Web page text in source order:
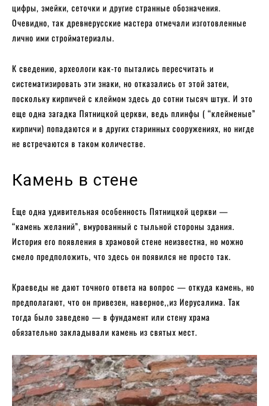
цифры, змейки, сеточки и другие странные обозначения.
Очевидно, так древнерусские мастера отмечали изготовленные
лично ими стройматериалы.
К сведению, археологи как-то пытались пересчитать и
систематизировать эти знаки, но отказались от этой затеи,
поскольку кирпичей с клеймом здесь до сотни тысяч штук. И это
еще одна загадка Пятницкой церкви, ведь плинфы ( “клейменые”
кирпичи) попадаются и в других старинных сооружениях, но нигде
не встречаются в таком количестве.
Камень в стене
Еще одна удивительная особенность Пятницкой церкви —
“камень желаний”, вмурованный с тыльной стороны здания.
История его появления в храмовой стене неизвестна, но можно
смело предположить, что здесь он появился не просто так.
Краеведы не дают точного ответа на вопрос — откуда камень, но
предполагают, что он привезен, наверное,,из Иерусалима. Так
тогда было заведено — в фундамент или стену храма
обязательно закладывали камень из святых мест.